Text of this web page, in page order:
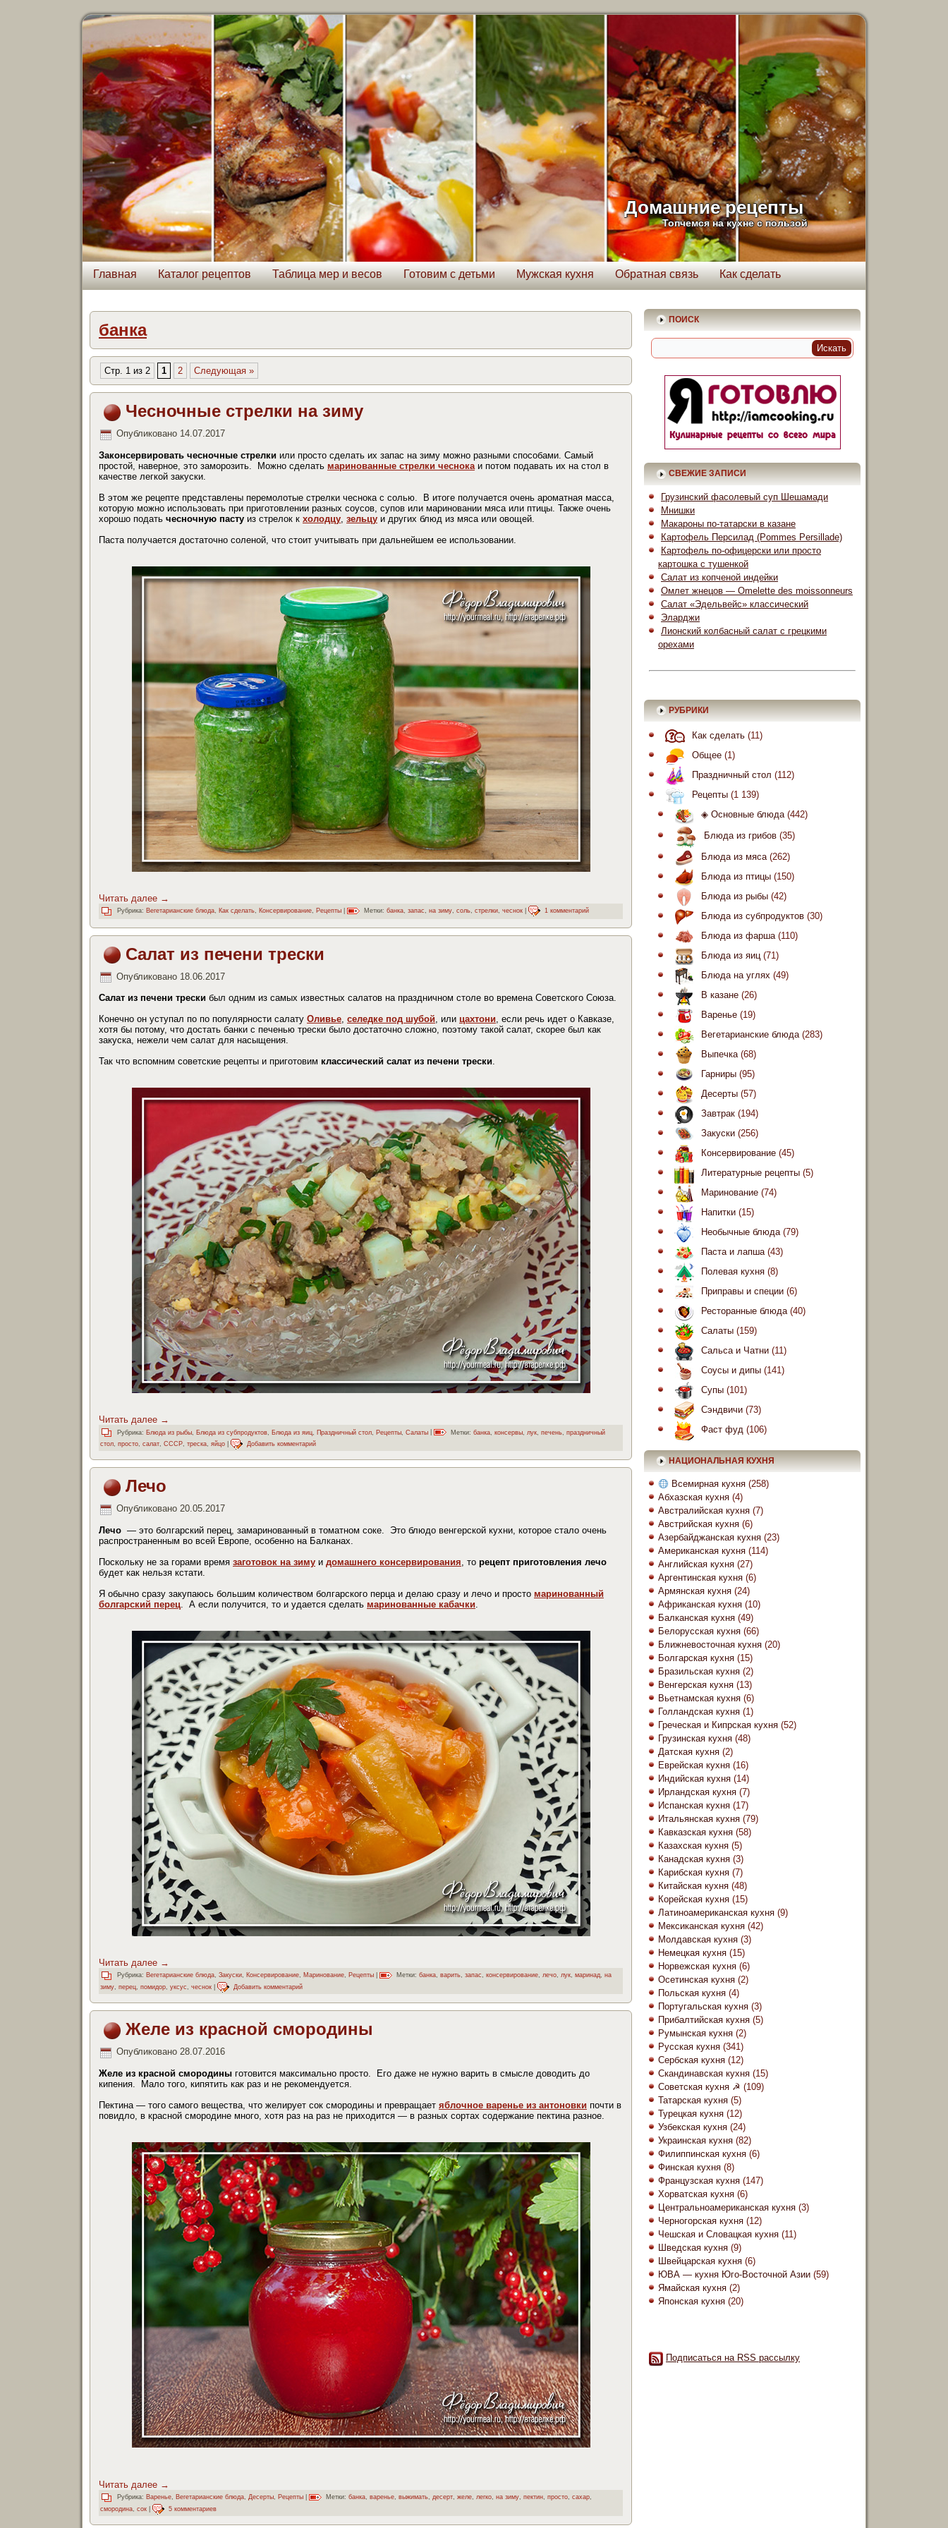
Домашние рецепты
Топчемся на кухне с пользой
Главная Каталог рецептов Таблица мер и весов Готовим с детьми Мужская кухня Обратная связь Как сделать
банка
Стр. 1 из 2 1 2 Следующая »
Чесночные стрелки на зиму
Опубликовано 14.07.2017
Законсервировать чесночные стрелки или просто сделать их запас на зиму можно разными способами. Самый
простой, наверное, это заморозить. Можно сделать маринованные стрелки чеснока и потом подавать их на стол в
качестве легкой закуски.
В этом же рецепте представлены перемолотые стрелки чеснока с солью. В итоге получается очень ароматная масса,
которую можно использовать при приготовлении разных соусов, супов или мариновании мяса или птицы. Также очень
хорошо подать чесночную пасту из стрелок к холодцу зельцу и других блюд из мяса или овощей.
Паста получается достаточно соленой, что стоит учитывать при дальнейшем ее использовании.
Читать далее →
Рубрика: Вегетарианские блюда, Как сделать, Консервирование, Рецепты Метки: банка, запас, на зиму, соль, стрелки, чеснок 1 комментарий
Салат из печени трески
Опубликовано 18.06.2017
Салат из печени трески был одним из самых известных салатов на праздничном столе во времена Советского Союза.
Конечно он уступал по по популярности салату Оливье, селедке под шубой, или цахтони, если речь идет о Кавказе,
хотя бы потому, что достать банки с печенью трески было достаточно сложно, поэтому такой салат, скорее был как
закуска, нежели чем салат для насыщения.
Так что вспомним советские рецепты и приготовим классический салат из печени трески.
Читать далее →
Рубрика: Блюда из рыбы Блюда из субпродуктов Блюда из яиц Праздничный стол Рецепты Салаты Метки: банка консервы лук печень праздничный
стол, просто, салат, СССР, треска, яйцо Добавить комментарий
Лечо
Опубликовано 20.05.2017
Лечо — это болгарский перец, замаринованный в томатном соке. Это блюдо венгерской кухни, которое стало очень
распространенным во всей Европе, особенно на Балканах.
Поскольку не за горами время заготовок на зиму и домашнего консервирования , то рецепт приготовления лечо
будет как нельзя кстати.
Я обычно сразу закупаюсь большим количеством болгарского перца и делаю сразу и лечо и просто маринованный
болгарский перец . А если получится, то и удается сделать маринованные кабачки
Читать далее →
Рубрика: Вегетарианские блюда, Закуски, Консервирование, Маринование, Рецепты Метки: банка, варить, запас, консервирование, лечо, лук, маринад, на
зиму перец помидор уксус чеснок Добавить комментарий
Желе из красной смородины
Опубликовано 28.07.2016
Желе из красной смородины готовится максимально просто. Его даже не нужно варить в смысле доводить до
кипения. Мало того, кипятить как раз и не рекомендуется.
Пектина — того самого вещества, что желирует сок смородины и превращает яблочное варенье из антоновки почти в
повидло, в красной смородине много, хотя раз на раз не приходится — в разных сортах содержание пектина разное.
Читать далее →
Рубрика: Варенье, Вегетарианские блюда, Десерты, Рецепты Метки: банка, варенье, выжимать, десерт, желе, легко, на зиму, пектин, просто, сахар,
смородина сок 5 комментариев
ПОИСК
СВЕЖИЕ ЗАПИСИ
Грузинский фасолевый суп Шешамади
Мнишки
Макароны по-татарски в казане
Картофель Персилад (Pommes Persillade)
Картофель по-офицерски или просто
картошка с тушенкой
Салат из копченой индейки
Омлет жнецов — Omelette des moissonneurs
Салат «Эдельвейс» классический
Эларджи
Лионский колбасный салат с грецкими
орехами
РУБРИКИ
Как сделать (11)
Общее (1)
Праздничный стол (112)
Рецепты (1 139)
◈ Основные блюда(442)
Блюда из грибов (35)
Блюда из мяса(262)
Блюда из птицы (150)
Блюда из рыбы (42)
Блюда из субпродуктов (30)
Блюда из фарша(110)
Блюда из яиц(71)
Блюда на углях (49)
В казане (26)
Варенье (19)
Вегетарианские блюда(283)
Выпечка(68)
Гарниры (95)
Десерты (57)
Завтрак (194)
Закуски (256)
Консервирование (45)
Литературные рецепты (5)
Маринование (74)
Напитки (15)
Необычные блюда(79)
Паста и лапша(43)
Полевая кухня (8)
Приправы и специи (6)
Ресторанные блюда(40)
Салаты (159)
Сальса и Чатни (11)
Соусы и дипы (141)
Супы (101)
Сэндвичи (73)
Фаст фуд (106)
НАЦИОНАЛЬНАЯ КУХНЯ
Всемирная кухня(258)
Абхазская кухня (4)
Австралийская кухня (7)
Австрийская кухня (6)
Азербайджанская кухня (23)
Американская кухня (114)
Английская кухня (27)
Аргентинская кухня (6)
Армянская кухня (24)
Африканская кухня (10)
Балканская кухня (49)
Белорусская кухня (66)
Ближневосточная кухня (20)
Болгарская кухня (15)
Бразильская кухня (2)
Венгерская кухня (13)
Вьетнамская кухня (6)
Голландская кухня (1)
Греческая и Кипрская кухня (52)
Грузинская кухня (48)
Датская кухня (2)
Еврейская кухня (16)
Индийская кухня (14)
Ирландская кухня (7)
Испанская кухня (17)
Итальянская кухня (79)
Кавказская кухня (58)
Казахская кухня (5)
Канадская кухня (3)
Карибская кухня (7)
Китайская кухня (48)
Корейская кухня (15)
Латиноамериканская кухня (9)
Мексиканская кухня (42)
Молдавская кухня (3)
Немецкая кухня (15)
Норвежская кухня (6)
Осетинская кухня (2)
Польская кухня (4)
Португальская кухня (3)
Прибалтийская кухня (5)
Румынская кухня (2)
Русская кухня (341)
Сербская кухня (12)
Скандинавская кухня (15)
Советская кухня ☭ (109)
Татарская кухня (5)
Турецкая кухня (12)
Узбекская кухня (24)
Украинская кухня (82)
Филиппинская кухня (6)
Финская кухня (8)
Французская кухня (147)
Хорватская кухня (6)
Центральноамериканская кухня (3)
Черногорская кухня (12)
Чешская и Словацкая кухня (11)
Шведская кухня (9)
Швейцарская кухня (6)
ЮВА — кухня Юго-Восточной Азии (59)
Ямайская кухня (2)
Японская кухня (20)
Подписаться на RSS рассылку